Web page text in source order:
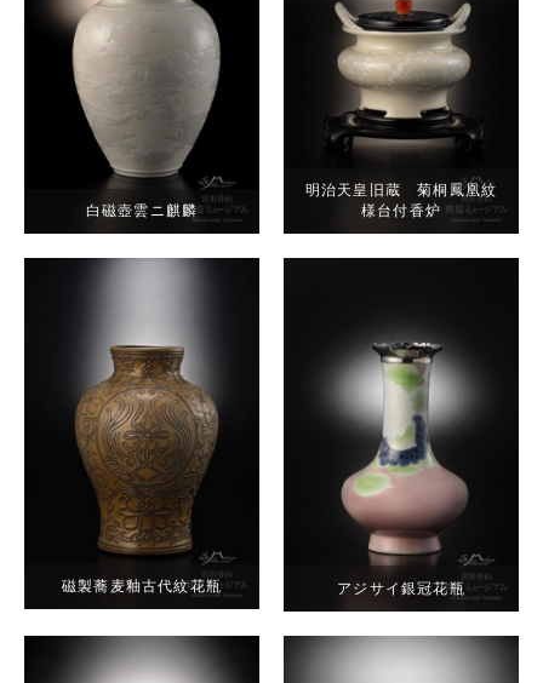
白磁壺雲ニ麒麟
明治天皇旧蔵 菊桐鳳凰紋
様台付香炉
磁製蕎麦釉古代紋花瓶 アジサイ銀冠花瓶